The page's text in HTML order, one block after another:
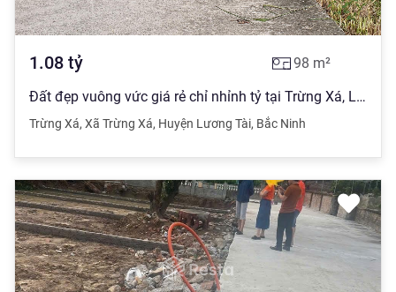
1.08 tỷ 98 m²
Đất đẹp vuông vức giá rẻ chỉ nhỉnh tỷ tại Trừng Xá, Lương Tài, Bắc Ninh, kết nối hạ tầng sân bay
Trừng Xá, Xã Trừng Xá, Huyện Lương Tài, Bắc Ninh